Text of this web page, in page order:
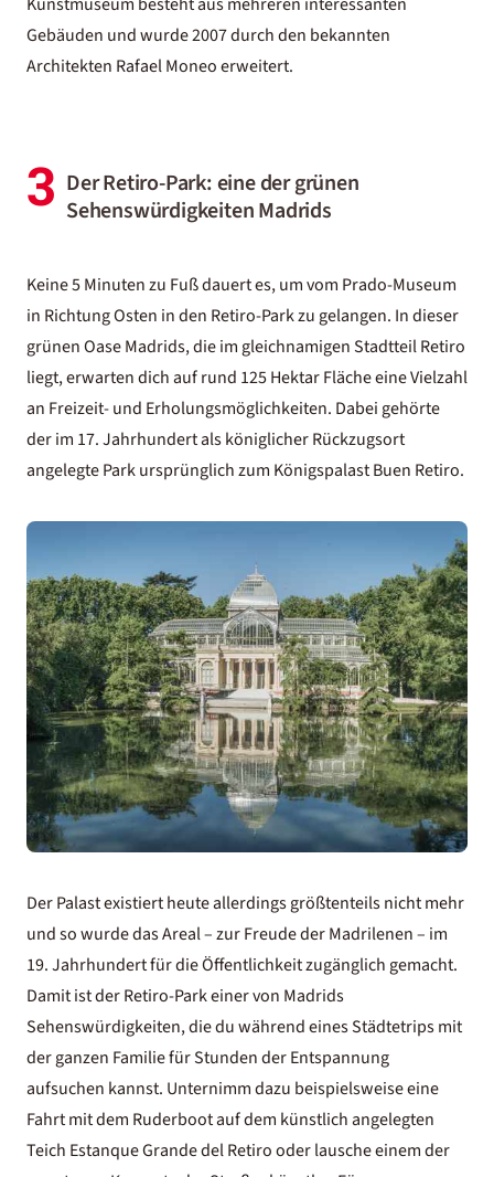
Gebäuden und wurde 2007 durch den bekannten
Architekten Rafael Moneo erweitert.
3 Der Retiro-Park: eine der grünen
Sehenswürdigkeiten Madrids
Keine 5 Minuten zu Fuß dauert es, um vom Prado-Museum
in Richtung Osten in den Retiro-Park zu gelangen. In dieser
grünen Oase Madrids, die im gleichnamigen Stadtteil Retiro
liegt, erwarten dich auf rund 125 Hektar Fläche eine Vielzahl
an Freizeit- und Erholungsmöglichkeiten. Dabei gehörte
der im 17. Jahrhundert als königlicher Rückzugsort
angelegte Park ursprünglich zum Königspalast Buen Retiro.
Der Palast existiert heute allerdings größtenteils nicht mehr
und so wurde das Areal – zur Freude der Madrilenen – im
19. Jahrhundert für die Öffentlichkeit zugänglich gemacht.
Damit ist der Retiro-Park einer von Madrids
Sehenswürdigkeiten, die du während eines Städtetrips mit
der ganzen Familie für Stunden der Entspannung
aufsuchen kannst. Unternimm dazu beispielsweise eine
Fahrt mit dem Ruderboot auf dem künstlich angelegten
Teich Estanque Grande del Retiro oder lausche einem der